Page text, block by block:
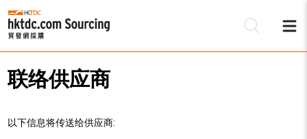
联络供应商
以下信息将传送给供应商: